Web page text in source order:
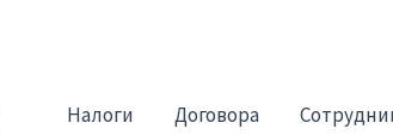
Налоги Договора